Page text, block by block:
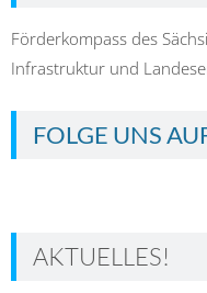
Förderkompass des
Infrastruktur und
FOLGE UNS
AKTUELLES!